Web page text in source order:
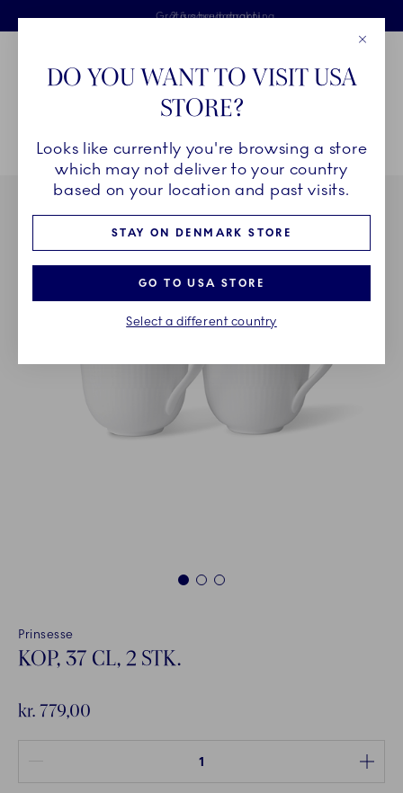
Skip Navigation
Fri levering ved køb over 500 kr. og fri retur
Gratis gaveindpakning
2 års brudgaranti
Royal Copenhagen
Breadcrumb Headlinesss
HjemSTEL Stel Prinsesse Prinsesse kop, 37 cl, 2 stk.
1 2 3
Prinsesse
KOP, 37 CL, 2 STK.
kr. 779,00
DO YOU WANT TO VISIT USA
STORE?
Looks like currently you're browsing a store
which may not deliver to your country
based on your location and past visits.
STAY ON DENMARK STORE
GO TO USA STORE
Select a different country